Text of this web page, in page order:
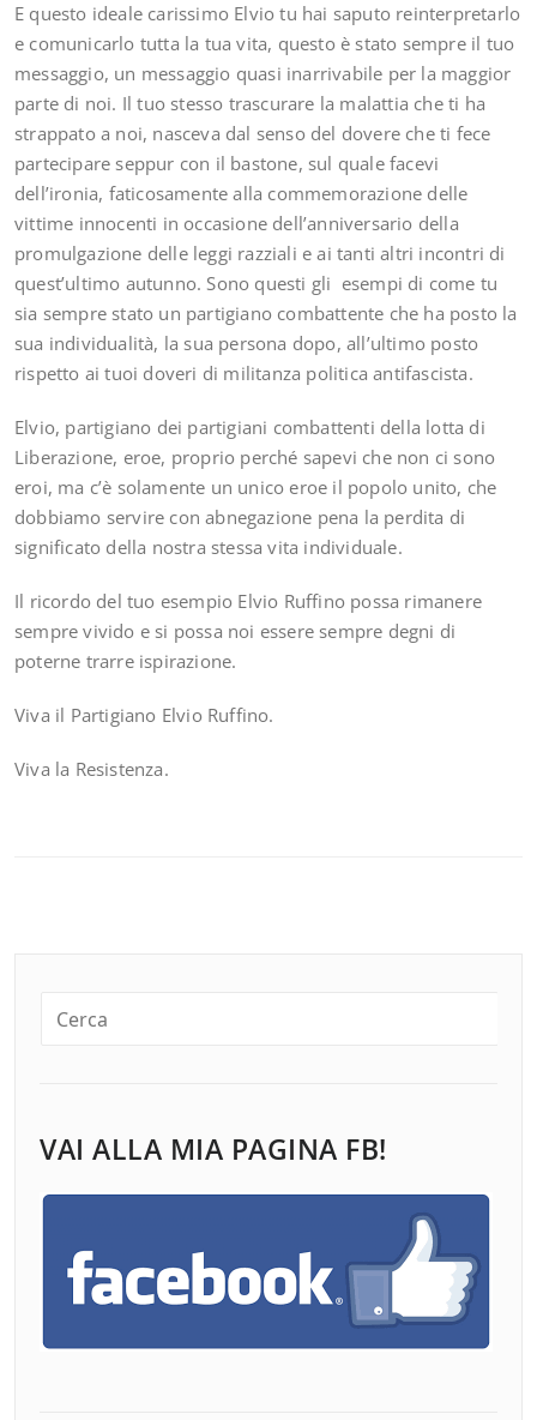
E questo ideale carissimo Elvio tu hai saputo reinterpretarlo
e comunicarlo tutta la tua vita, questo è stato sempre il tuo
messaggio, un messaggio quasi inarrivabile per la maggior
parte di noi. Il tuo stesso trascurare la malattia che ti ha
strappato a noi, nasceva dal senso del dovere che ti fece
partecipare seppur con il bastone, sul quale facevi
dell’ironia, faticosamente alla commemorazione delle
vittime innocenti in occasione dell’anniversario della
promulgazione delle leggi razziali e ai tanti altri incontri di
quest’ultimo autunno. Sono questi gli esempi di come tu
sia sempre stato un partigiano combattente che ha posto la
sua individualità, la sua persona dopo, all’ultimo posto
rispetto ai tuoi doveri di militanza politica antifascista.
Elvio, partigiano dei partigiani combattenti della lotta di
Liberazione, eroe, proprio perché sapevi che non ci sono
eroi, ma c’è solamente un unico eroe il popolo unito, che
dobbiamo servire con abnegazione pena la perdita di
significato della nostra stessa vita individuale.
Il ricordo del tuo esempio Elvio Ruffino possa rimanere
sempre vivido e si possa noi essere sempre degni di
poterne trarre ispirazione.
Viva il Partigiano Elvio Ruffino.
Viva la Resistenza.
VAI ALLA MIA PAGINA FB!